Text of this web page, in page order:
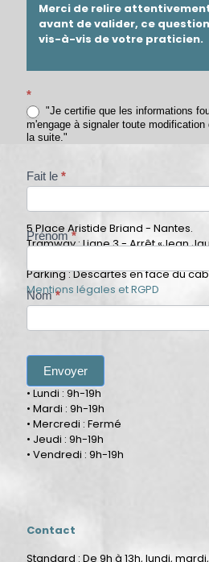
Merci de relire
avant de valider, ce
vis-à-vis de votre praticien.
*
"Je certifie que les informations
m'engage à signaler toute
la suite."
Fait le *
Prénom*
Nom*
Envoyer
5 Place Aristide Briand - Nantes.
Tramway : Ligne 3 - Arrêt «Jean
Parking : Descartes en face du
Mentions légales et RGPD
Ouverture
• Lundi : 9h-19h
• Mardi : 9h-19h
• Mercredi : Fermé
• Jeudi : 9h-19h
• Vendredi : 9h-19h
Contact
Standard : De 9h à 13h, lundi,